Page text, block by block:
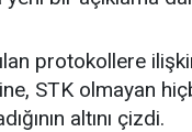
protokollere
STK olmayan
altını çizdi.